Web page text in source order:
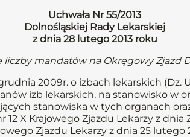
Uchwała Nr 55/2013
Dolnośląskiej Rady Lekarskiej
z dnia 28 lutego 2013 roku
liczby mandatów na Okręgowy Zjazd
2009r. o izbach lekarskich (Dz.
izb lekarskich, na stanowisko w
stanowiska w tych organach
12 X Krajowego Zjazdu Lekarzy z
Zjazdu Lekarzy z dnia 25 lutego